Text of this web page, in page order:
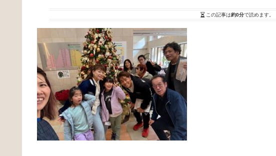
この記事は約0分で読めます。